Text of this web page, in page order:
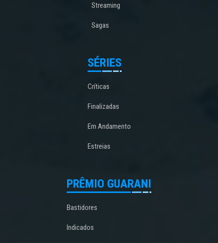
Streaming
Sagas
SÉRIES
Críticas
Finalizadas
Em Andamento
Estreias
PRÊMIO GUARANI
Bastidores
Indicados